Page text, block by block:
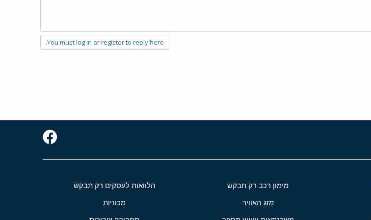
You must log in or register to reply here.
מימון רכב רק תבקש הלוואות לעסקים רק תבקש
מזג האוויר מכוניות